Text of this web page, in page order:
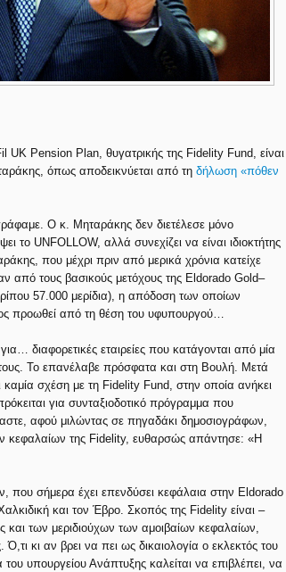
Pension Plan, θυγατρικής της Fidelity Fund, είναι
όπως αποδεικνύεται από τηδήλωση «πόθεν
Ο κ. Μηταράκης δεν διετέλεσε μόνο
το UNFOLLOW, αλλά συνεχίζει να είναι ιδιοκτήτης
που μέχρι πριν από μερικά χρόνια κατείχε
από τους βασικούς μετόχους της Eldorado Gold–
57.000 μερίδια), η απόδοση των οποίων
προωθεί από τη θέση του υφυπουργού…
διαφορετικές εταιρείες που κατάγονται από μία
Το επανέλαβε πρόσφατα και στη Βουλή. Μετά
καμία σχέση με τη Fidelity Fund, στην οποία ανήκει
για συνταξιοδοτικό πρόγραμμα που
αφού μιλώντας σε πηγαδάκι δημοσιογράφων,
κεφαλαίων της Fidelity, ευθαρσώς απάντησε: «Η
που σήμερα έχει επενδύσει κεφάλαια στην Eldorado
και τον Έβρο. Σκοπός της Fidelity είναι –
των μεριδιούχων των αμοιβαίων κεφαλαίων,
κι αν βρει να πει ως δικαιολογία ο εκλεκτός του
υπουργείου Ανάπτυξης καλείται να επιβλέπει, να